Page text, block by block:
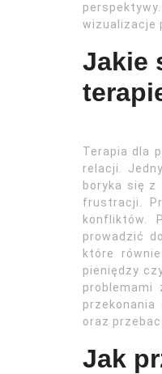
wizualizacje
Jakie
Terapia dla
relacji.
boryka się z
frustracji.
konfliktów.
prowadzić
które
pieniędzy
oraz
Jak